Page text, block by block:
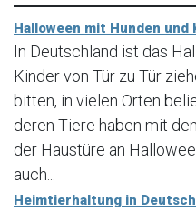
Halloween mit Hunden und
In Deutschland ist das
Kinder von Tür zu Tür
bitten, in vielen Orten
deren Tiere haben mit
der Haustüre an
auch...
Heimtierhaltung in